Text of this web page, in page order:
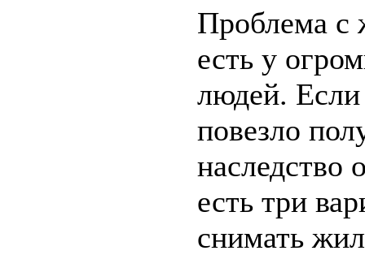
Проблема с
есть у
людей.
повезло
наследство
есть три
снимать